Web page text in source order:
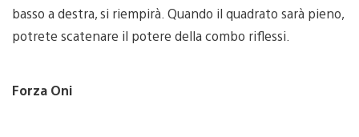
basso a destra, si riempirà. Quando il quadrato sarà pieno,
potrete scatenare il potere della combo riflessi.
Forza Oni